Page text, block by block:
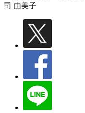
司 由美子